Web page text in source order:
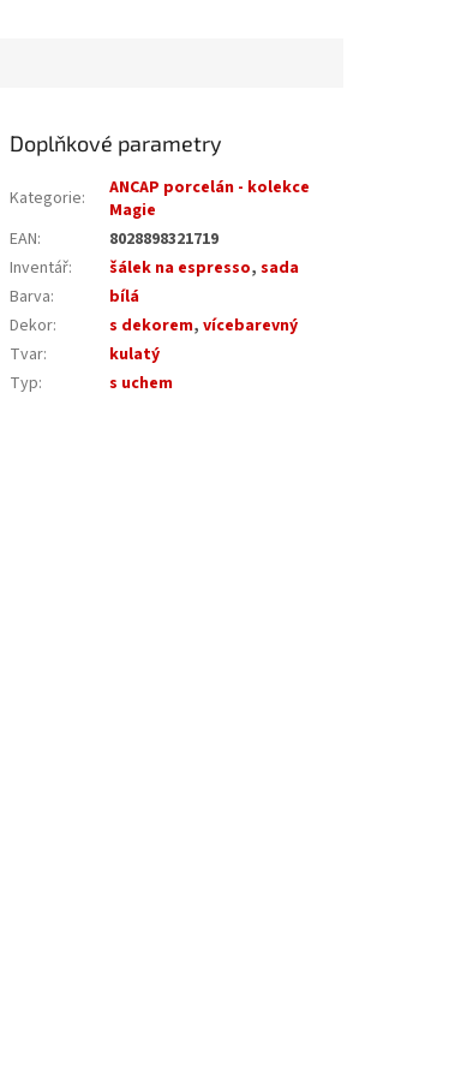
Doplňkové parametry
Kategorie:
ANCAP porcelán - kolekce
Magie
EAN:
8028898321719
Inventář: šálek na espresso,sada
Barva:
bílá
Dekor: s dekorem,vícebarevný
Tvar:
kulatý
Typ: s uchem